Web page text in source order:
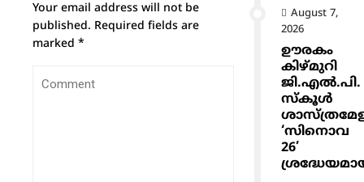
Your email address will not be
published. Required fields are
marked *
August 7,
2026
ഊരകം
കിഴ്മുറി
ജി.എൽ.പി.
സ്കൂൾ
‘സിനൊവ
26’